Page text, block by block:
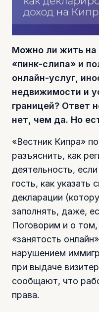
Можно ли жить на
«пинк-слипа» и
онлайн-услуг,
недвижимости и
границей? Ответ
нет, чем да. Но
«Вестник Кипра»
разъяснить, как
деятельность,
гость, как указать
декларации
заполнять, даже,
Поговорим и о
«занятость
нарушением
при выдаче
сообщают, что
права.